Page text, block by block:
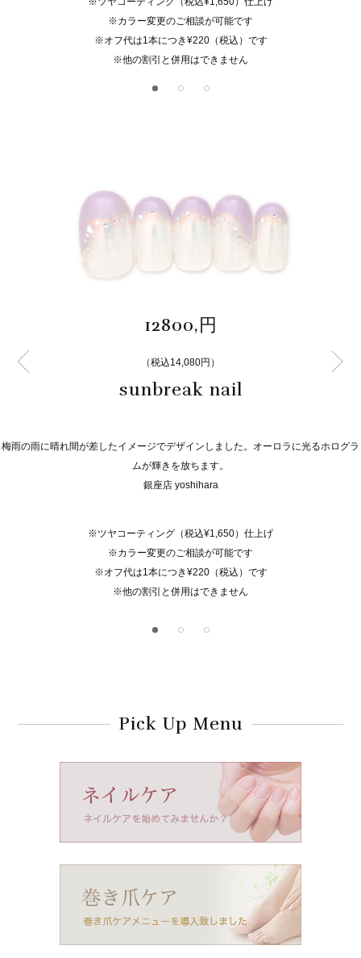
※カラー変更のご相談が可能です
※オフ代は1本につき¥220（税込）です
※他の割引と併用はできません
12800,円
（税込14,080円）
sunbreak nail
梅雨の雨に晴れ間が差したイメージでデザインしました。オーロラに光るホログラ
ムが輝きを放ちます。
銀座店 yoshihara
※ツヤコーティング（税込¥1,650）仕上げ
※カラー変更のご相談が可能です
※オフ代は1本につき¥220（税込）です
※他の割引と併用はできません
Pick Up Menu